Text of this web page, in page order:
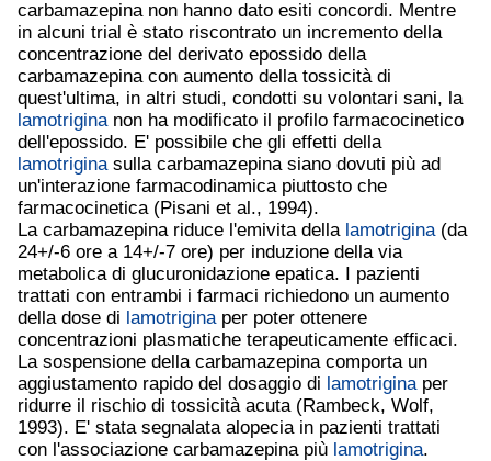
carbamazepina non hanno dato esiti concordi. Mentre
in alcuni trial è stato riscontrato un incremento della
concentrazione del derivato epossido della
carbamazepina con aumento della tossicità di
quest'ultima, in altri studi, condotti su volontari sani, la
lamotriginanon ha modificato il profilo farmacocinetico
dell'epossido. E' possibile che gli effetti della
lamotriginasulla carbamazepina siano dovuti più ad
un'interazione farmacodinamica piuttosto che
farmacocinetica (Pisani et al., 1994).
La carbamazepina riduce l'emivita della lamotrigina(da
24+/-6 ore a 14+/-7 ore) per induzione della via
metabolica di glucuronidazione epatica. I pazienti
trattati con entrambi i farmaci richiedono un aumento
della dose di lamotriginaper poter ottenere
concentrazioni plasmatiche terapeuticamente efficaci.
La sospensione della carbamazepina comporta un
aggiustamento rapido del dosaggio di lamotriginaper
ridurre il rischio di tossicità acuta (Rambeck, Wolf,
1993). E' stata segnalata alopecia in pazienti trattati
con l'associazione carbamazepina più lamotrigina.